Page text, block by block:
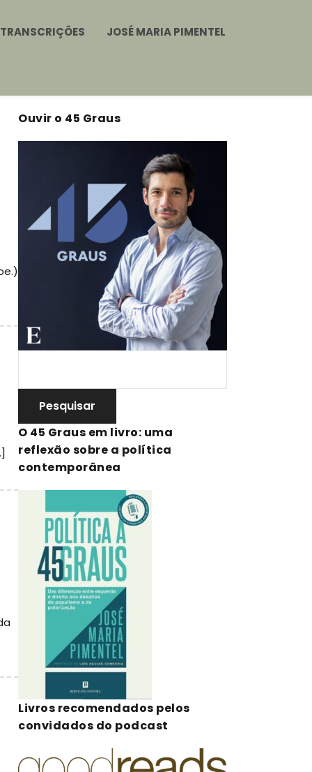
TRANSCRIÇÕES JOSÉ MARIA PIMENTEL
Ouvir o 45 Graus
O 45 Graus em livro: uma
reflexão sobre a política
contemporânea
Livros recomendados pelos
convidados do podcast